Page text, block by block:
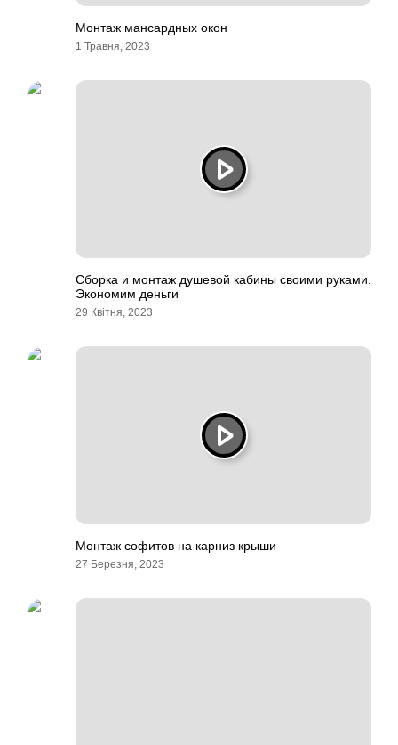
Монтаж мансардных окон
1 Травня, 2023
Сборка и монтаж душевой кабины своими руками.
Экономим деньги
29 Квітня, 2023
Монтаж софитов на карниз крыши
27 Березня, 2023